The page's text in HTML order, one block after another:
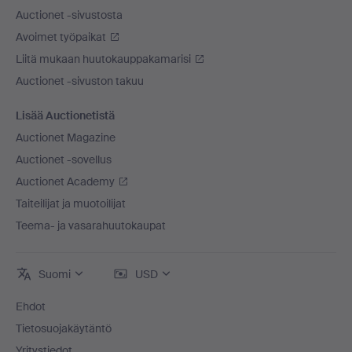
Auctionet -sivustosta
Avoimet työpaikat
Liitä mukaan huutokauppakamarisi
Auctionet -sivuston takuu
Lisää Auctionetistä
Auctionet Magazine
Auctionet -sovellus
Auctionet Academy
Taiteilijat ja muotoilijat
Teema- ja vasarahuutokaupat
Suomi USD
Ehdot
Tietosuojakäytäntö